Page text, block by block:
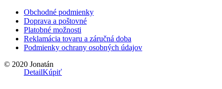
DetailKúpiť
Obchodné podmienky
Doprava a poštovné
Platobné možnosti
Reklamácia tovaru a záručná doba
Podmienky ochrany osobných údajov
© 2020 Jonatán